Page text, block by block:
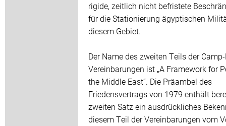
rigide, zeitlich nicht befristete
für die Stationierung ägyptischen
diesem Gebiet.
Der Name des zweiten Teils der
Vereinbarungen ist „A Framework for
the Middle East“. Die Präambel des
Friedensvertrags von 1979 enthält
zweiten Satz ein ausdrückliches
diesem Teil der Vereinbarungen vom